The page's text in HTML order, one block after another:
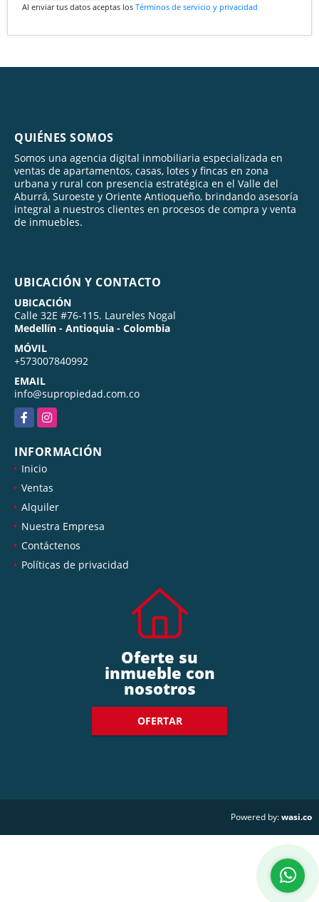
Al enviar tus datos aceptas los Términos de servicio y privacidad
QUIÉNES SOMOS
Somos una agencia digital inmobiliaria especializada en
ventas de apartamentos, casas, lotes y fincas en zona
urbana y rural con presencia estratégica en el Valle del
Aburrá, Suroeste y Oriente Antioqueño, brindando asesoría
integral a nuestros clientes en procesos de compra y venta
de inmuebles.
UBICACIÓN Y CONTACTO
UBICACIÓN
Calle 32E #76-115. Laureles Nogal
Medellín - Antioquia - Colombia
MÓVIL
+573007840992
EMAIL
info@supropiedad.com.co
FacebookInstagram
INFORMACIÓN
Inicio
Ventas
Alquiler
Nuestra Empresa
Contáctenos
Políticas de privacidad
Oferte su
inmueble con
nosotros
OFERTAR
Powered by:wasi.co